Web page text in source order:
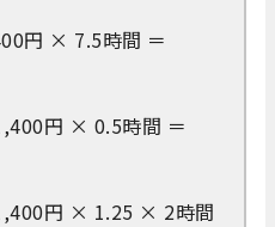
円 × 7.5時間 ＝
円 × 0.5時間 ＝
円 × 1.25 × 2時間